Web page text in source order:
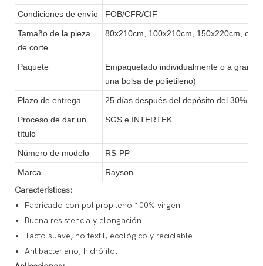
Condiciones de envío FOB/CFR/CIF
Tamaño de la pieza
de corte
80x210cm, 100x210cm, 150x220cm, o
Paquete
Empaquetado individualmente o a granel
una bolsa de polietileno)
Plazo de entrega 25 días después del depósito del 30%
Proceso de dar un
título
SGS e INTERTEK
Número de modelo RS-PP
Marca Rayson
Características:
Fabricado con polipropileno 100% virgen
Buena resistencia y elongación.
Tacto suave, no textil, ecológico y reciclable.
Antibacteriano, hidrófilo.